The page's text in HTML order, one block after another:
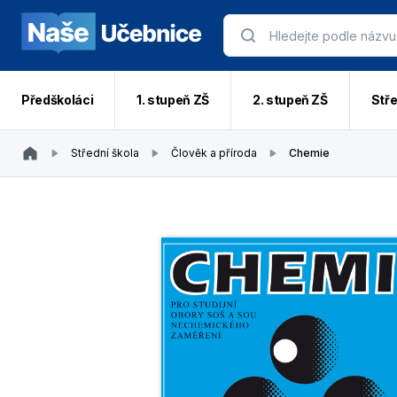
Předškoláci 1. stupeň ZŠ 2. stupeň ZŠ
Střední škola Člověk a příroda Chemie